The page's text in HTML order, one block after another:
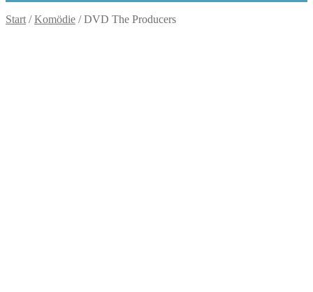
Start /Komödie /DVD The Producers